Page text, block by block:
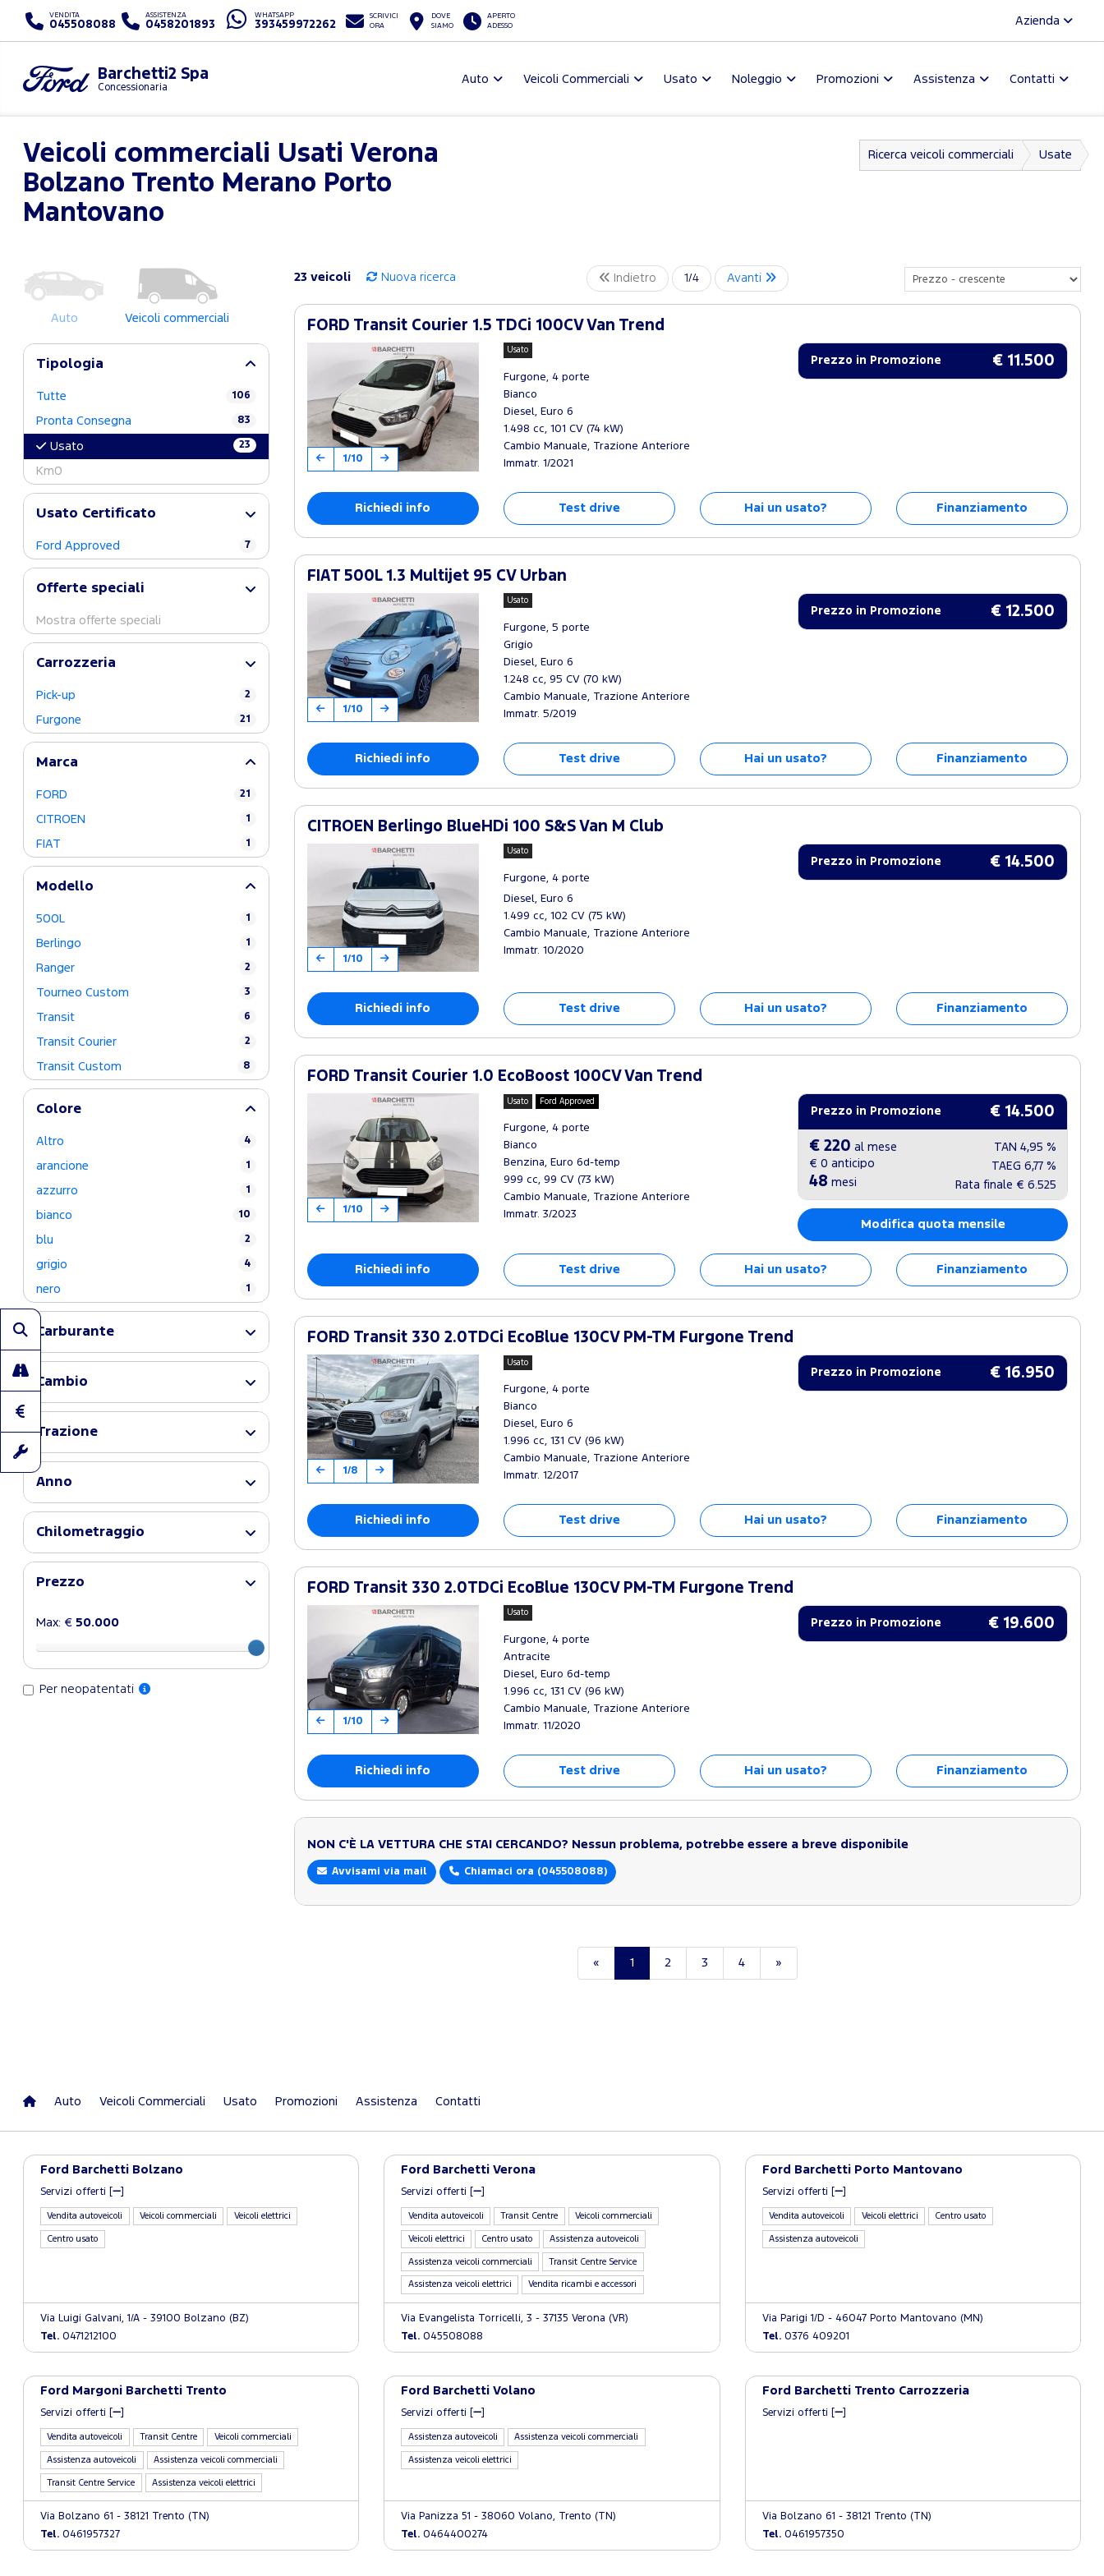
VENDITA
045508088
ASSISTENZA
0458201893
WHATSAPP
393459972262
SCRIVICI
ORA
DOVE
SIAMO
APERTO
ADESSO
Azienda
Barchetti2 Spa
Concessionaria
Auto Veicoli Commerciali Usato Noleggio Promozioni Assistenza Contatti
Veicoli commerciali Usati Verona
Bolzano Trento Merano Porto
Mantovano
Ricerca veicoli commerciali Usate
Auto Veicoli commerciali
Tipologia
Tutte 106
Pronta Consegna 83
Usato 23
Km0
Usato Certificato
Ford Approved 7
Offerte speciali
Mostra offerte speciali
Carrozzeria
Pick-up 2
Furgone 21
Marca
FORD 21
CITROEN 1
FIAT 1
Modello
500L 1
Berlingo 1
Ranger 2
Tourneo Custom 3
Transit 6
Transit Courier 2
Transit Custom 8
Colore
Altro 4
arancione 1
azzurro 1
bianco 10
blu 2
grigio 4
nero 1
Carburante
Cambio
Trazione
Anno
Chilometraggio
Prezzo
Max: € 50.000
Per neopatentati
23 veicoli Nuova ricerca Indietro 1/4 Avanti
FORD Transit Courier 1.5 TDCi 100CV Van Trend
1/10
Usato
Furgone, 4 porte
Bianco
Diesel, Euro 6
1.498 cc, 101 CV (74 kW)
Cambio Manuale, Trazione Anteriore
Immatr. 1/2021
Prezzo in Promozione € 11.500
Richiedi info Test drive Hai un usato? Finanziamento
FIAT 500L 1.3 Multijet 95 CV Urban
1/10
Usato
Furgone, 5 porte
Grigio
Diesel, Euro 6
1.248 cc, 95 CV (70 kW)
Cambio Manuale, Trazione Anteriore
Immatr. 5/2019
Prezzo in Promozione € 12.500
Richiedi info Test drive Hai un usato? Finanziamento
CITROEN Berlingo BlueHDi 100 S&S Van M Club
1/10
Usato
Furgone, 4 porte
Diesel, Euro 6
1.499 cc, 102 CV (75 kW)
Cambio Manuale, Trazione Anteriore
Immatr. 10/2020
Prezzo in Promozione € 14.500
Richiedi info Test drive Hai un usato? Finanziamento
FORD Transit Courier 1.0 EcoBoost 100CV Van Trend
1/10
Usato Ford Approved
Furgone, 4 porte
Bianco
Benzina, Euro 6d-temp
999 cc, 99 CV (73 kW)
Cambio Manuale, Trazione Anteriore
Immatr. 3/2023
Prezzo in Promozione € 14.500
€ 220 al mese
€ 0 anticipo
48 mesi
TAN 4,95 %
TAEG 6,77 %
Rata finale € 6.525
Modifica quota mensile
Richiedi info Test drive Hai un usato? Finanziamento
FORD Transit 330 2.0TDCi EcoBlue 130CV PM-TM Furgone Trend
1/8
Usato
Furgone, 4 porte
Bianco
Diesel, Euro 6
1.996 cc, 131 CV (96 kW)
Cambio Manuale, Trazione Anteriore
Immatr. 12/2017
Prezzo in Promozione € 16.950
Richiedi info Test drive Hai un usato? Finanziamento
FORD Transit 330 2.0TDCi EcoBlue 130CV PM-TM Furgone Trend
1/10
Usato
Furgone, 4 porte
Antracite
Diesel, Euro 6d-temp
1.996 cc, 131 CV (96 kW)
Cambio Manuale, Trazione Anteriore
Immatr. 11/2020
Prezzo in Promozione € 19.600
Richiedi info Test drive Hai un usato? Finanziamento
NON C'È LA VETTURA CHE STAI CERCANDO? Nessun problema, potrebbe essere a breve disponibile
Avvisami via mail Chiamaci ora (045508088)
« 1 2 3 4 »
Auto Veicoli Commerciali Usato Promozioni Assistenza Contatti
Ford Barchetti Bolzano
Servizi offerti [
Vendita autoveicoli Veicoli commerciali Veicoli elettrici
Centro usato
Via Luigi Galvani, 1/A - 39100 Bolzano (BZ)
Tel. 0471212100
Ford Barchetti Verona
Servizi offerti [
Vendita autoveicoli Transit Centre Veicoli commerciali
Veicoli elettrici Centro usato Assistenza autoveicoli
Assistenza veicoli commerciali Transit Centre Service
Assistenza veicoli elettrici Vendita ricambi e accessori
Via Evangelista Torricelli, 3 - 37135 Verona (VR)
Tel. 045508088
Ford Barchetti Porto Mantovano
Servizi offerti [ ]
Vendita autoveicoli Veicoli elettrici Centro usato
Assistenza autoveicoli
Via Parigi 1/D - 46047 Porto Mantovano (MN)
Tel.0376 409201
Ford Margoni Barchetti Trento
Servizi offerti [
Vendita autoveicoli Transit Centre Veicoli commerciali
Assistenza autoveicoli Assistenza veicoli commerciali
Transit Centre Service Assistenza veicoli elettrici
Via Bolzano 61 - 38121 Trento (TN)
Tel. 0461957327
Ford Barchetti Volano
Servizi offerti [
Assistenza autoveicoli Assistenza veicoli commerciali
Assistenza veicoli elettrici
Via Panizza 51 - 38060 Volano, Trento (TN)
Tel. 0464400274
Ford Barchetti Trento Carrozzeria
Servizi offerti [ ]
Via Bolzano 61 - 38121 Trento (TN)
Tel.0461957350